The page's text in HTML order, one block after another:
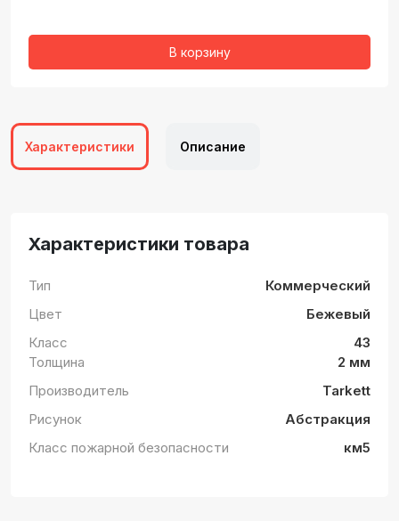
В корзину
Характеристики Описание
Характеристики товара
Тип
Коммерческий
Цвет
Бежевый
Класс
43
Толщина
2 мм
Производитель
Tarkett
Рисунок
Абстракция
Класс пожарной безопасности
км5